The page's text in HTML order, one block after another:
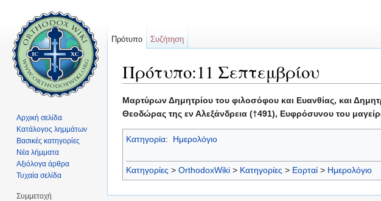
Πρότυπο:11 Σεπτεμβρίου
Μαρτύρων Δημητρίου του φιλοσόφου και Ευανθίας, και
Θεοδώρας της εν Αλεξάνδρεια (†491), Ευφρόσυνου του
Κατηγορία: Ημερολόγιο
Κατηγορίες > OrthodoxWiki > Κατηγορίες > Εορταί > Ημερολόγιο
Πρότυπο Συζήτηση
Αρχική σελίδα
Κατάλογος λημμάτων
Βασικές κατηγορίες
Νέα λήμματα
Αξιόλογα άρθρα
Τυχαία σελίδα
Συμμετοχή